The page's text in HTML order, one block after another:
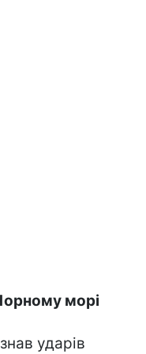
морі
ударів